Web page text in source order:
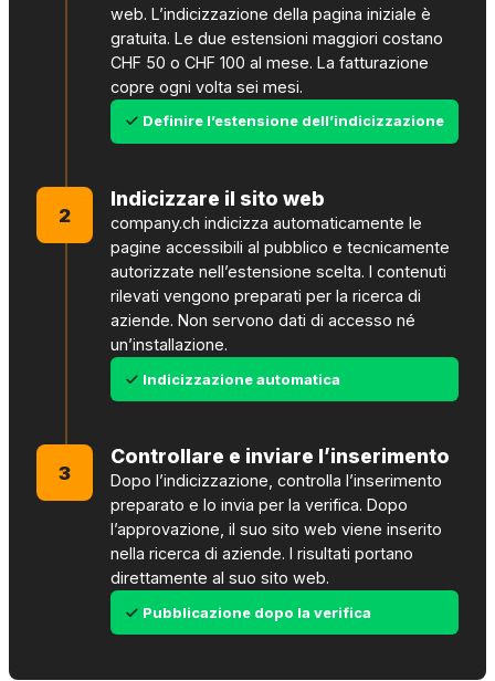
web. L’indicizzazione della pagina iniziale è
gratuita. Le due estensioni maggiori costano
CHF 50 o CHF 100 al mese. La fatturazione
copre ogni volta sei mesi.
Definire l’estensione dell’indicizzazione
2
Indicizzare il sito web
company.ch indicizza automaticamente le
pagine accessibili al pubblico e tecnicamente
autorizzate nell’estensione scelta. I contenuti
rilevati vengono preparati per la ricerca di
aziende. Non servono dati di accesso né
un’installazione.
Indicizzazione automatica
3
Controllare e inviare l’inserimento
Dopo l’indicizzazione, controlla l’inserimento
preparato e lo invia per la verifica. Dopo
l’approvazione, il suo sito web viene inserito
nella ricerca di aziende. I risultati portano
direttamente al suo sito web.
Pubblicazione dopo la verifica